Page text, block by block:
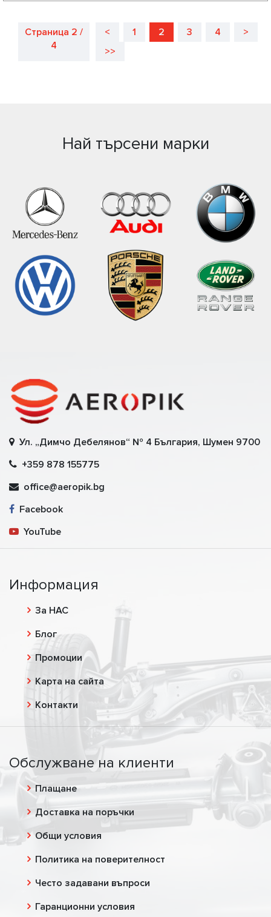
Страница 2 /
4
< 1 2 3 4
>
>>
Най търсени марки
Ул. „Димчо Дебелянов“ № 4 България, Шумен 9700
+359 878 155775
office@aeropik.bg
Facebook
YouTube
Информация
За НАС
Блог
Промоции
Карта на сайта
Контакти
Обслужване на клиенти
Плащане
Доставка на поръчки
Общи условия
Политика на поверителност
Често задавани въпроси
Гаранционни условия